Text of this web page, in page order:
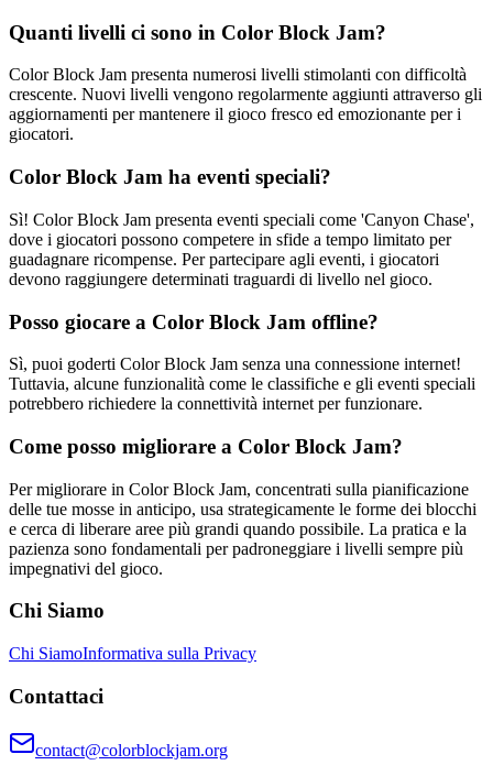
Quanti livelli ci sono in Color Block Jam?
Color Block Jam presenta numerosi livelli stimolanti con difficoltà
crescente. Nuovi livelli vengono regolarmente aggiunti attraverso gli
aggiornamenti per mantenere il gioco fresco ed emozionante per i
giocatori.
Color Block Jam ha eventi speciali?
Sì! Color Block Jam presenta eventi speciali come 'Canyon Chase',
dove i giocatori possono competere in sfide a tempo limitato per
guadagnare ricompense. Per partecipare agli eventi, i giocatori
devono raggiungere determinati traguardi di livello nel gioco.
Posso giocare a Color Block Jam offline?
Sì, puoi goderti Color Block Jam senza una connessione internet!
Tuttavia, alcune funzionalità come le classifiche e gli eventi speciali
potrebbero richiedere la connettività internet per funzionare.
Come posso migliorare a Color Block Jam?
Per migliorare in Color Block Jam, concentrati sulla pianificazione
delle tue mosse in anticipo, usa strategicamente le forme dei blocchi
e cerca di liberare aree più grandi quando possibile. La pratica e la
pazienza sono fondamentali per padroneggiare i livelli sempre più
impegnativi del gioco.
Chi Siamo
Chi SiamoInformativa sulla Privacy
Contattaci
contact@colorblockjam.org